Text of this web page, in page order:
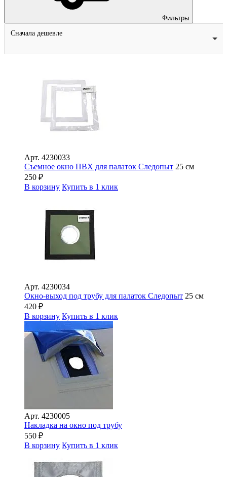
Фильтры
Сначала дешевле
Арт. 4230033
Съемное окно ПВХ для палаток Следопыт 25 см
250 ₽
В корзину Купить в 1 клик
Арт. 4230034
Окно-выход под трубу для палаток Следопыт 25 см
420 ₽
В корзину Купить в 1 клик
Арт. 4230005
Накладка на окно под трубу
550 ₽
В корзину Купить в 1 клик